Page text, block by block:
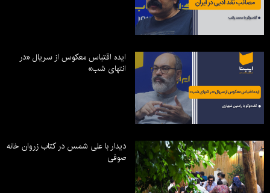
ایده اقتباس معکوس از سریال «در
انتهای شب»
دیدار با علی شمس در کتاب زروان خانه
صوفی